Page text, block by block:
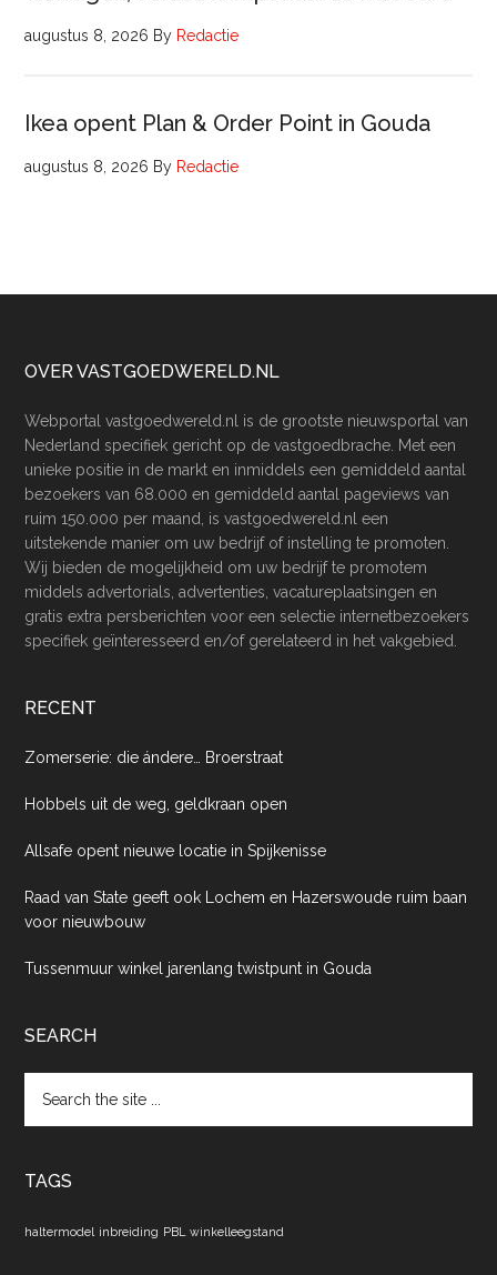
augustus 8, 2026 By Redactie
Ikea opent Plan & Order Point in Gouda
augustus 8, 2026 By Redactie
Footer
OVER VASTGOEDWERELD.NL
Webportal vastgoedwereld.nl is de grootste nieuwsportal van
Nederland specifiek gericht op de vastgoedbrache. Met een
unieke positie in de markt en inmiddels een gemiddeld aantal
bezoekers van 68.000 en gemiddeld aantal pageviews van
ruim 150.000 per maand, is vastgoedwereld.nl een
uitstekende manier om uw bedrijf of instelling te promoten.
Wij bieden de mogelijkheid om uw bedrijf te promotem
middels advertorials, advertenties, vacatureplaatsingen en
gratis extra persberichten voor een selectie internetbezoekers
specifiek geïnteresseerd en/of gerelateerd in het vakgebied.
RECENT
Zomerserie: die ándere… Broerstraat
Hobbels uit de weg, geldkraan open
Allsafe opent nieuwe locatie in Spijkenisse
Raad van State geeft ook Lochem en Hazerswoude ruim baan
voor nieuwbouw
Tussenmuur winkel jarenlang twistpunt in Gouda
SEARCH
the
TAGS
haltermodel inbreiding PBL winkelleegstand